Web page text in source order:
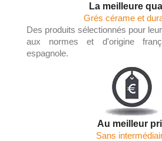
La meilleure
Grés cérame et
Des produits sélectionnés pour
aux normes et d'origine
espagnole.
Au meilleur
Sans